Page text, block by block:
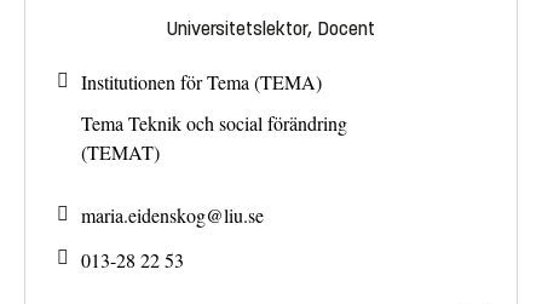
Universitetslektor, Docent
Institutionen för Tema (TEMA)
Tema Teknik och social förändring
(TEMAT)
maria.eidenskog@liu.se
013-28 22 53